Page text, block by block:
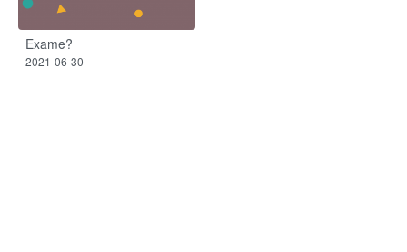
Exame?
2021-06-30